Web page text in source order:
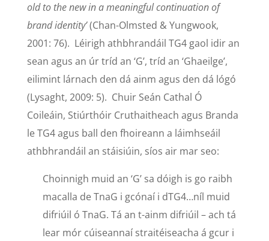
old to the new in a meaningful continuation of
brand identity’(Chan-Olmsted & Yungwook,
2001: 76). Léirigh athbhrandáil TG4 gaol idir an
sean agus an úr tríd an ‘G’, tríd an ‘Ghaeilge’,
eilimint lárnach den dá ainm agus den dá lógó
(Lysaght, 2009: 5). Chuir Seán Cathal Ó
Coileáin, Stiúrthóir Cruthaitheach agus Branda
le TG4 agus ball den fhoireann a láimhseáil
athbhrandáil an stáisiúin, síos air mar seo:
Choinnigh muid an ‘G’ sa dóigh is go raibh
macalla de TnaG i gcónaí i dTG4…níl muid
difriúil ó TnaG. Tá an t-ainm difriúil – ach tá
lear mór cúiseannaí straitéiseacha á gcur i